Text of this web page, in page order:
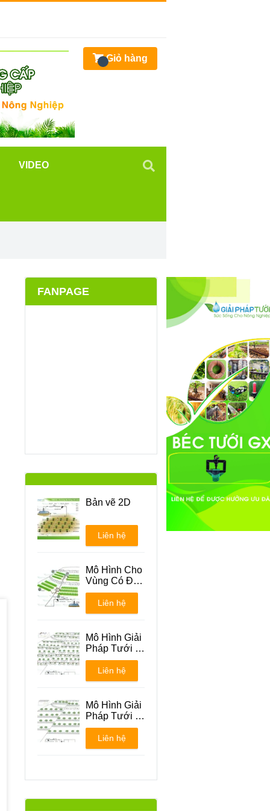
FANPAGE
Bản vẽ 2D
Liên hệ
Mô Hình Cho
Vùng Có Địa
Hình Đồi Núi
Liên hệ
Mô Hình Giải
Pháp Tưới -
Phương án 1
Liên hệ
Mô Hình Giải
Pháp Tưới -
Phương án 2
Liên hệ
Giỏ hàng
VIDEO